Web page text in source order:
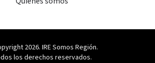
2026. IRE Somos Región.
los derechos reservados.